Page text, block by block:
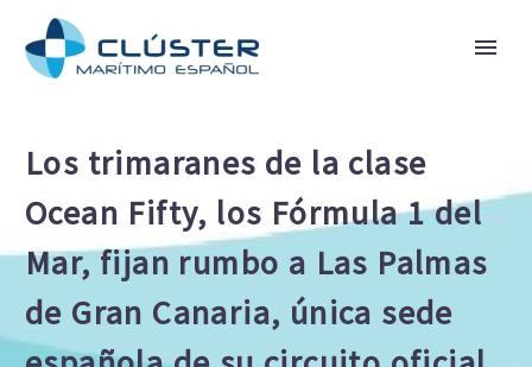
Los trimaranes de la clase
Ocean Fifty, los Fórmula 1 del
Mar, fijan rumbo a Las Palmas
de Gran Canaria, única sede